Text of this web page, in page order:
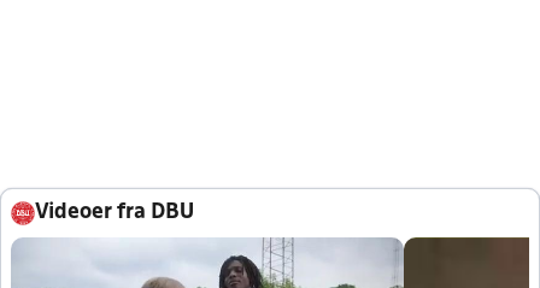
Videoer fra DBU